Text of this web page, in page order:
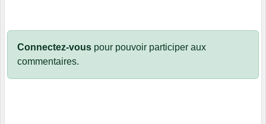
Connectez-vous pour pouvoir participer aux
commentaires.